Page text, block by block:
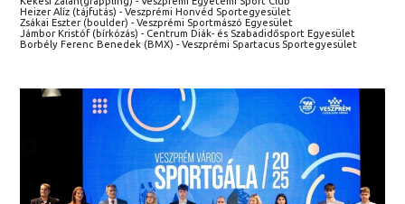
Heizer Alíz (tájfutás) - Veszprémi Honvéd Sportegyesület
Zsákai Eszter (boulder) - Veszprémi Sportmászó Egyesület
Jámbor Kristóf (bírkózás) - Centrum Diák- és Szabadidősport Egyesület
Borbély Ferenc Benedek (BMX) - Veszprémi Spartacus Sportegyesület